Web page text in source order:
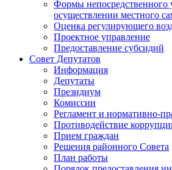
Формы непосредственного
осуществлении местного
Оценка регулирующего
Проектное управление
Предоставление субсидий
Совет Депутатов
Информация
Депутаты
Президиум
Комиссии
Регламент и нормативно-
Противодействие
Прием граждан
Решения районного Совета
План работы